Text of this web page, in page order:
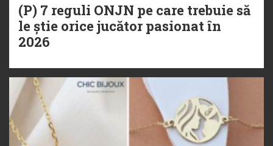
(P) 7 reguli ONJN pe care trebuie să
le știe orice jucător pasionat în
2026